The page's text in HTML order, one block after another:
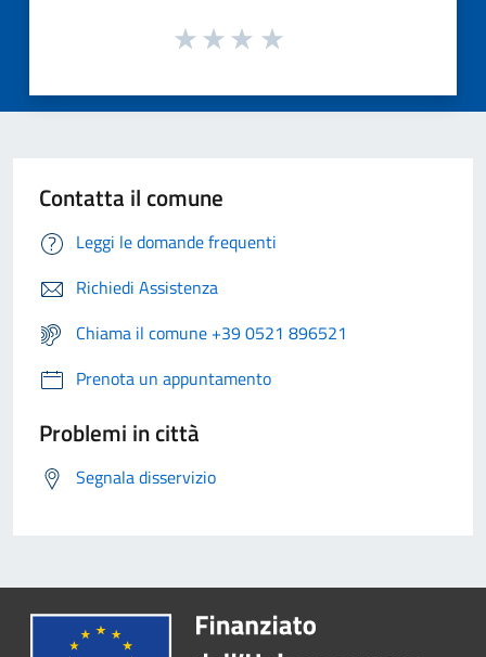
Contatta il comune
Leggi le domande frequenti
Richiedi Assistenza
Chiama il comune +39 0521 896521
Prenota un appuntamento
Problemi in città
Segnala disservizio